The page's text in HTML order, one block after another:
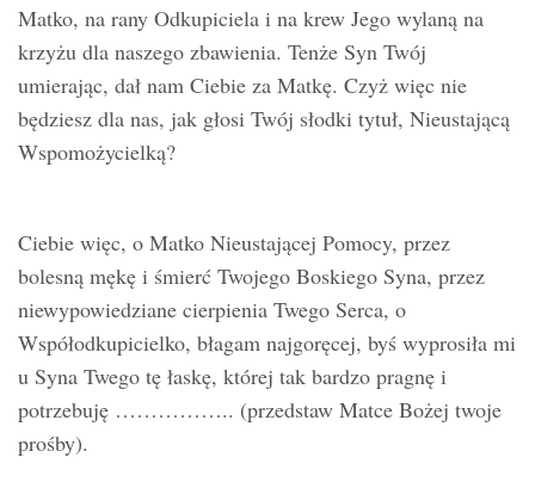
Matko, na rany Odkupiciela i na krew Jego wylaną na
krzyżu dla naszego zbawienia. Tenże Syn Twój
umierając, dał nam Ciebie za Matkę. Czyż więc nie
będziesz dla nas, jak głosi Twój słodki tytuł, Nieustającą
Wspomożycielką?
Ciebie więc, o Matko Nieustającej Pomocy, przez
bolesną mękę i śmierć Twojego Boskiego Syna, przez
niewypowiedziane cierpienia Twego Serca, o
Współodkupicielko, błagam najgoręcej, byś wyprosiła mi
u Syna Twego tę łaskę, której tak bardzo pragnę i
potrzebuję …………….. (przedstaw Matce Bożej twoje
prośby).